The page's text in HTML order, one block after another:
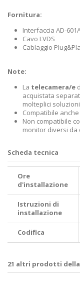
Fornitura:
Interfaccia AD-
Cavo LVDS
Cablaggio
Note:
La telecamera/e
acquistata
molteplici
Compatibile
Non compatibile
monitor diversi
Scheda tecnica
Ore
d'installazione
Istruzioni di
installazione
Codifica
21 altri prodotti